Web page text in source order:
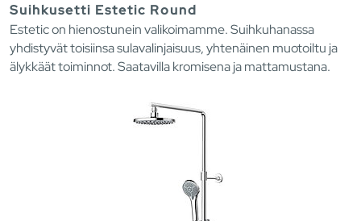
Suihkusetti Estetic Round
Estetic on hienostunein valikoimamme. Suihkuhanassa
yhdistyvät toisiinsa sulavalinjaisuus, yhtenäinen muotoiltu ja
älykkäät toiminnot. Saatavilla kromisena ja mattamustana.